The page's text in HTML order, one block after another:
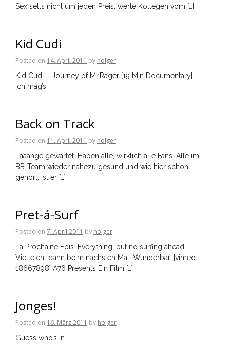
Sex sells nicht um jeden Preis, werte Kollegen vom […]
Kid Cudi
Posted on 14. April 2011 by holger
Kid Cudi – Journey of Mr.Rager [19 Min Documentary] –
Ich mag’s.
Back on Track
Posted on 11. April 2011 by holger
Laaange gewartet. Haben alle, wirklich alle Fans. Alle im
BB-Team wieder nahezu gesund und wie hier schon
gehört, ist er […]
Pret-á-Surf
Posted on 7. April 2011 by holger
La Prochaine Fois. Everything, but no surfing ahead.
Vielleicht dann beim nächsten Mal. Wunderbar. [vimeo
18667898] A76 Presents Ein Film […]
Jonges!
Posted on 16. März 2011 by holger
Guess who’s in…